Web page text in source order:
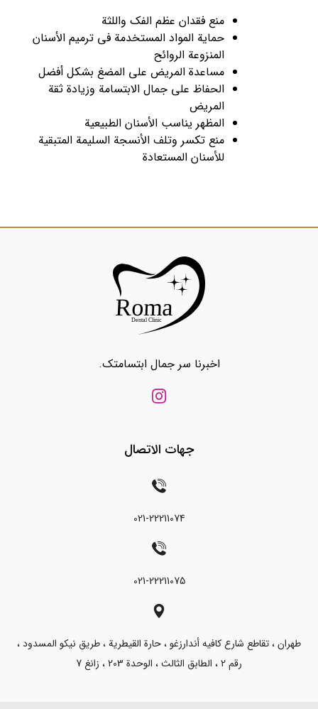
منع فقدان عظم الفك واللثة
حماية المواد المستخدمة في ترميم الأسنان
المنزوعة الروائح
مساعدة المريض على المضغ بشكل أفضل
الحفاظ على جمال الابتسامة وزيادة ثقة
المريض
المظهر يناسب الأسنان الطبيعية
منع تكسر وتلف الأنسجة السليمة المتبقية
للأسنان المستعادة
اخبرنا سر جمال ابتسامتك.
جهات الاتصال
021-22211074
021-22211075
طهران ، تقاطع شارع كافيه أندارزغو ، حارة القيطرية ، طريق نيكو المسدود ،
رقم 2 ، الطابق الثالث ، الوحدة 203 ، زانغ 7